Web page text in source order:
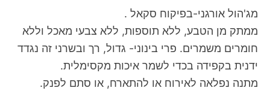
מג'הול אורגני-בפיקוח סקאל .
ממתק מן הטבע, ללא תוספות, ללא צבעי מאכל וללא
חומרים משמרים. פרי בינוני- גדול, רך ובשרני זה נגדד
ידנית בקפידה בכדי לשמר איכות מקסימלית.
מתנה נפלאה לאירוח או להתארח, או סתם לפנק.